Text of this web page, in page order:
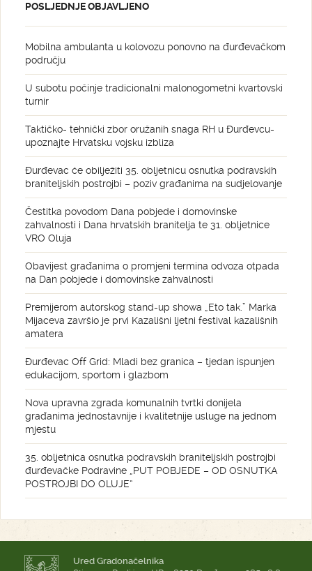
POSLJEDNJE OBJAVLJENO
Mobilna ambulanta u kolovozu ponovno na đurđevačkom
području
U subotu počinje tradicionalni malonogometni kvartovski
turnir
Taktičko- tehnički zbor oružanih snaga RH u Đurđevcu-
upoznajte Hrvatsku vojsku izbliza
Đurđevac će obilježiti 35. obljetnicu osnutka podravskih
braniteljskih postrojbi – poziv građanima na sudjelovanje
Čestitka povodom Dana pobjede i domovinske
zahvalnosti i Dana hrvatskih branitelja te 31. obljetnice
VRO Oluja
Obavijest građanima o promjeni termina odvoza otpada
na Dan pobjede i domovinske zahvalnosti
Premijerom autorskog stand-up showa „Eto tak.” Marka
Mijaceva završio je prvi Kazališni ljetni festival kazališnih
amatera
Đurđevac Off Grid: Mladi bez granica – tjedan ispunjen
edukacijom, sportom i glazbom
Nova upravna zgrada komunalnih tvrtki donijela
građanima jednostavnije i kvalitetnije usluge na jednom
mjestu
35. obljetnica osnutka podravskih braniteljskih postrojbi
đurđevačke Podravine „PUT POBJEDE – OD OSNUTKA
POSTROJBI DO OLUJE“
Ured Gradonačelnika